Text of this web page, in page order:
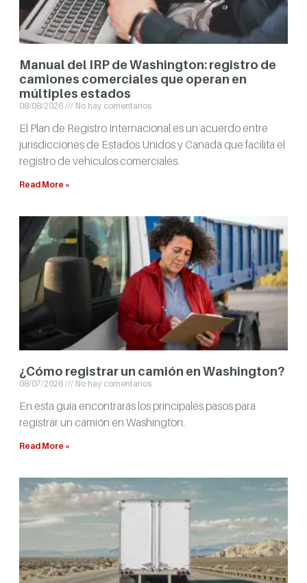
Manual del IRP de Washington: registro de
camiones comerciales que operan en
múltiples estados
08/08/2026 No hay comentarios
El Plan de Registro Internacional es un acuerdo entre
jurisdicciones de Estados Unidos y Canadá que facilita el
registro de vehículos comerciales.
Read More »
¿Cómo registrar un camión en Washington?
08/07/2026 No hay comentarios
En esta guía encontrarás los principales pasos para
registrar un camión en Washington.
Read More »